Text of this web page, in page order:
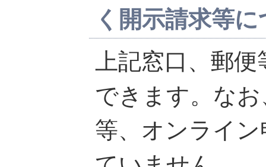
く開示請求等
上記窓口、郵
できます。な
等、オンライ